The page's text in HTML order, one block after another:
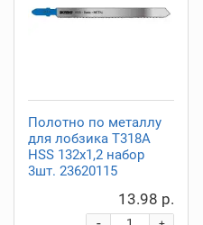
Полотно по металлу
для лобзика T318A
HSS 132x1,2 набор
3шт. 23620115
13.98 р.